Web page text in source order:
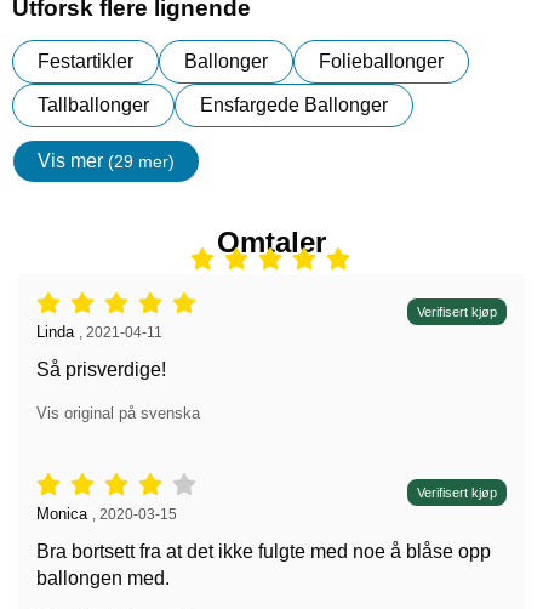
Utforsk flere lignende
Festartikler Ballonger Folieballonger
Tallballonger Ensfargede Ballonger
Vis mer (29 mer)
egenskaper
Omtaler
Vurdering: 5 stjerne av 5, Verifisert kjøp
Anmeldelse av:
Linda 2021-04-11
Så prisverdige!
Vis original på svenska
Vurdering: 4 stjerne av 5, Verifisert kjøp
Anmeldelse av:
Monica 2020-03-15
Bra bortsett fra at det ikke fulgte med noe å blåse opp
ballongen med.